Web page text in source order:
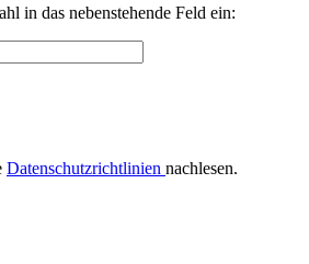
in das nebenstehende Feld ein:
Datenschutzrichtlinien nachlesen.